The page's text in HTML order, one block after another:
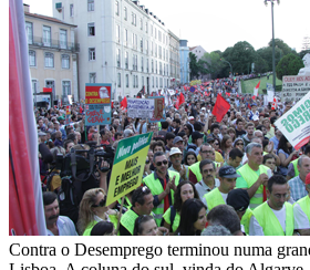
Contra o Desemprego terminou numa